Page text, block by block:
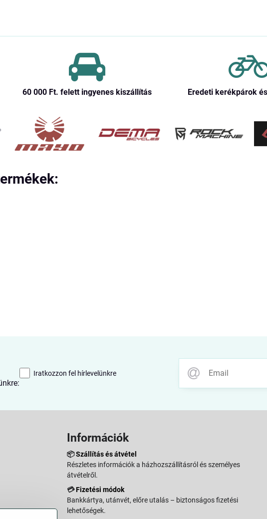
60 000 Ft​. felett ingyenes kiszállítás Eredeti kerékpárok
Iratkozzon fel hírlevelünkre
Információk
📦Szállítás és átvétel
Részletes információk a házhozszállításról és személyes
átvételről.
💳Fizetési módok
Bankkártya, utánvét, előre utalás – biztonságos fizetési
lehetőségek.